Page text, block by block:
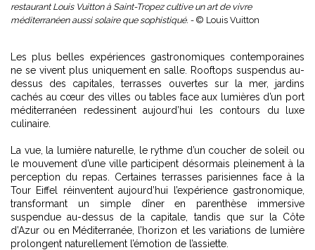
restaurant Louis Vuitton à Saint-Tropez cultive un art de vivre
méditerranéen aussi solaire que sophistiqué. - © Louis Vuitton
Les plus belles expériences gastronomiques contemporaines
ne se vivent plus uniquement en salle. Rooftops suspendus au-
dessus des capitales, terrasses ouvertes sur la mer, jardins
cachés au cœur des villes ou tables face aux lumières d’un port
méditerranéen redessinent aujourd’hui les contours du luxe
culinaire.
La vue, la lumière naturelle, le rythme d’un coucher de soleil ou
le mouvement d’une ville participent désormais pleinement à la
perception du repas. Certaines terrasses parisiennes face à la
Tour Eiffel réinventent aujourd’hui l’expérience gastronomique
transformant un simple dîner en parenthèse immersive
suspendue au-dessus de la capitale, tandis que sur la Côte
d’Azur ou en Méditerranée, l’horizon et les variations de lumière
prolongent naturellement l’émotion de l’assiette.